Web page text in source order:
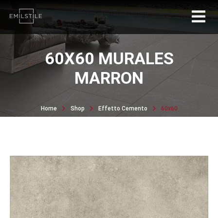
60X60 MURALES
MARRON
Home Shop Effetto Cemento 60x60